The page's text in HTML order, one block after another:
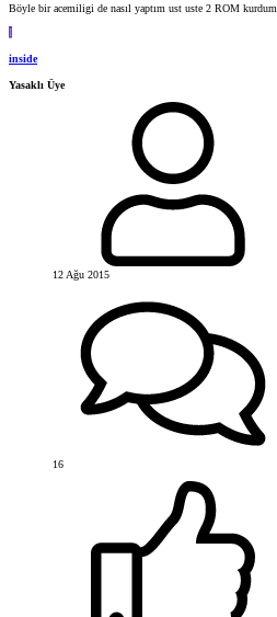
Böyle bir acemiligi de nasıl yaptım ust uste 2 ROM kurdum
I
inside
Yasaklı Üye
12 Ağu 2015
16